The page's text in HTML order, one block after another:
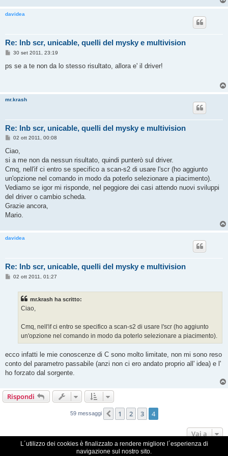
davidea
Re: lnb scr, unicable, quelli del mysky e multivision
M
s
i
o
30 set 2011, 23:19
ps se a te non da lo stesso risultato, allora e' il driver!
mr.krash
Re: lnb scr, unicable, quelli del mysky e multivision
M
s
a
g
i
o
02 ott 2011, 00:08
Ciao,
si a me non da nessun risultato, quindi punterò sul driver.
Cmq, nell'if ci entro se specifico a scan-s2 di usare l'scr (ho aggiunto
un'opzione nel comando in modo da poterlo selezionare a piacimento).
Vediamo se igor mi risponde, nel peggiore dei casi attendo nuovi sviluppi
del driver o cambio scheda.
Grazie ancora,
Mario.
davidea
Re: lnb scr, unicable, quelli del mysky e multivision
M02 ott 2011, 01:27
mr.krash ha scritto:
Ciao,
Cmq, nell'if ci entro se specifico a scan-s2 di usare l'scr (ho aggiunto
un'opzione nel comando in modo da poterlo selezionare a piacimento).
ecco infatti le mie conoscenze di C sono molto limitate, non mi sono reso
conto del parametro passabile (anzi non ci ero andato proprio all' idea) e l'
ho forzato dal sorgente.
Rispondi
59 messaggi Precedente
1 2 3 4
Vai a
VDR Italia, comunità italiana utilizzatori VDR
L´utilizzo dei cookies è finalizzato a rendere migliore l´esperienza di
navigazione sul nostro sito.